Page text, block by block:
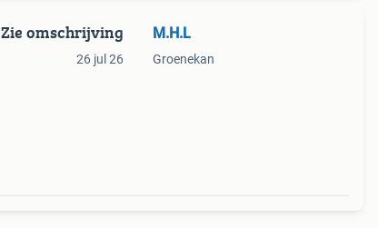
Zie omschrijving
26 jul 26
M.H.L
Groenekan